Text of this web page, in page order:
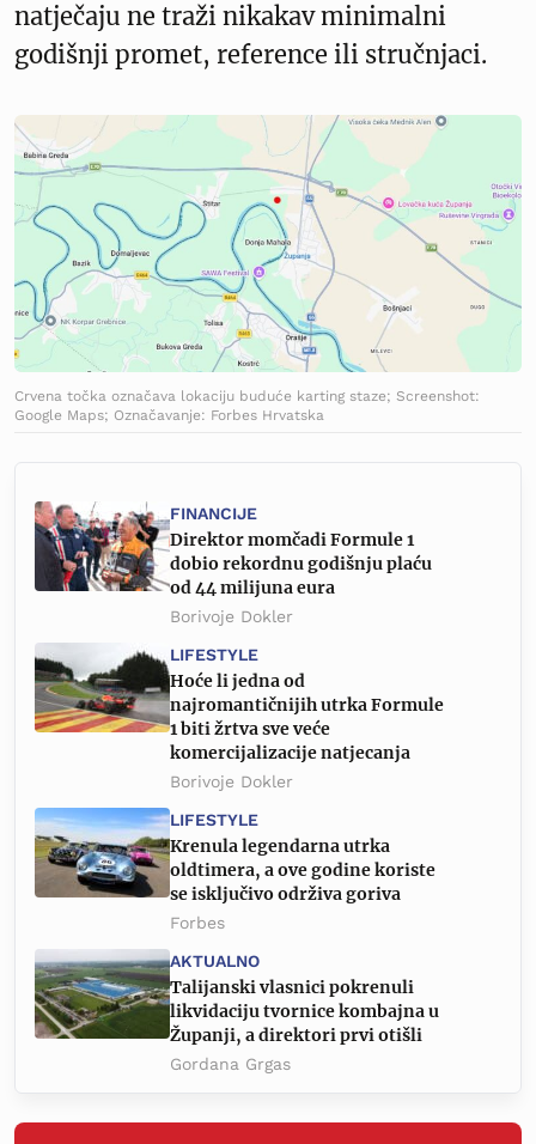
natječaju ne traži nikakav minimalni
godišnji promet, reference ili stručnjaci.
Crvena točka označava lokaciju buduće karting staze; Screenshot:
Google Maps; Označavanje: Forbes Hrvatska
FINANCIJE
Direktor momčadi Formule 1
dobio rekordnu godišnju plaću
od 44 milijuna eura
Borivoje Dokler
LIFESTYLE
Hoće li jedna od
najromantičnijih utrka Formule
1 biti žrtva sve veće
komercijalizacije natjecanja
Borivoje Dokler
LIFESTYLE
Krenula legendarna utrka
oldtimera, a ove godine koriste
se isključivo održiva goriva
Forbes
AKTUALNO
Talijanski vlasnici pokrenuli
likvidaciju tvornice kombajna u
Županji, a direktori prvi otišli
Gordana Grgas